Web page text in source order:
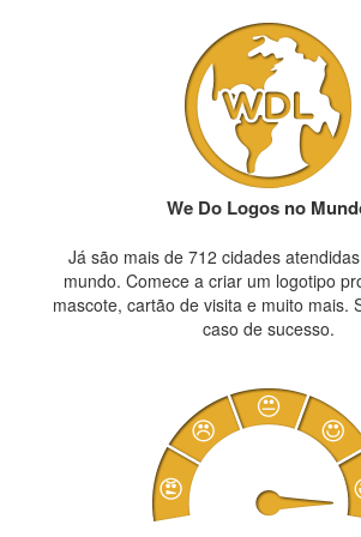
We Do Logos no
Já são mais de 712 cidades
mundo. Comece a criar um logotipo
mascote, cartão de visita e muito mais.
caso de sucesso.